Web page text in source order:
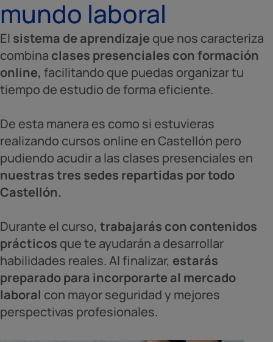
mundo laboral
El sistema de aprendizaje que nos caracteriza
combina clases presenciales con formación
online, facilitando que puedas organizar tu
tiempo de estudio de forma eficiente.
De esta manera es como si estuvieras
realizando cursos online en Castellón pero
pudiendo acudir a las clases presenciales en
nuestras tres sedes repartidas por todo
Castellón.
Durante el curso, trabajarás con contenidos
prácticos que te ayudarán a desarrollar
habilidades reales. Al finalizar, estarás
preparado para incorporarte al mercado
laboral con mayor seguridad y mejores
perspectivas profesionales.